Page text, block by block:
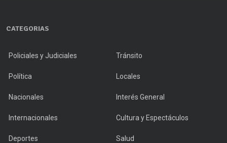
CATEGORIAS
Policiales y Judiciales Tránsito
Política Locales
Nacionales Interés General
Internacionales Cultura y Espectáculos
Deportes Salud